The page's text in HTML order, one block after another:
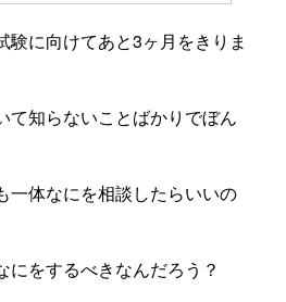
験に向けてあと3ヶ月をきりま
て知らないことばかりでぼん
一体なにを相談したらいいの
にをするべきなんだろう？